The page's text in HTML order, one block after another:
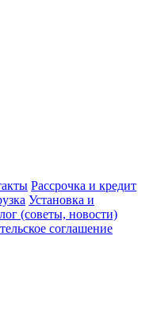
Рассрочка и кредит
Установка и
(советы, новости)
соглашение